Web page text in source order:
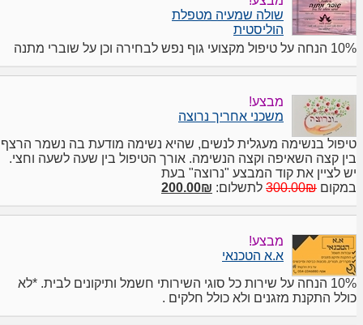
שולה שמעיה מטפלת
הוליסטית
10% הנחה על טיפול מקצועי גוף נפש לבחירה וכן על שוברי מתנה
מבצע!
משכני אחריך נרוצה
טיפול בנשימה מעגלית לנשים, שהיא נשימה מודעת בה נשמר הרצף
בין קצה השאיפה וקצה הנשימה. אורך הטיפול בין שעה לשעה וחצי.
יש לציין את קוד המבצע "נרוצה" בעת
במקום 300.00₪ לתשלום: 200.00₪
מבצע!
א.א הטכנאי
10% הנחה על שירות כל סוגי השירותי חשמל ותיקונים לבית. *לא
כולל התקנת מזגנים ולא כולל חלקים .